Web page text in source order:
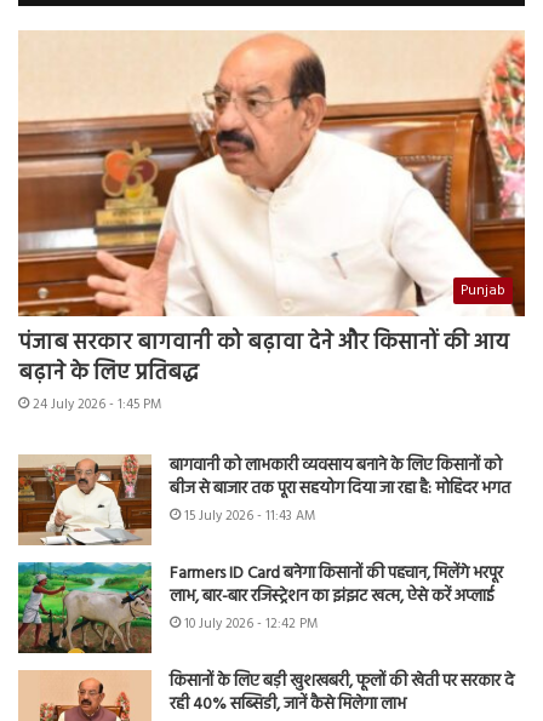
Punjab
पंजाब सरकार बागवानी को बढ़ावा देने और किसानों की आय
बढ़ाने के लिए प्रतिबद्ध
24 July 2026 - 1:45 PM
बागवानी को लाभकारी व्यवसाय बनाने के लिए किसानों को
बीज से बाजार तक पूरा सहयोग दिया जा रहा है: मोहिंदर भगत
15 July 2026 - 11:43 AM
Farmers ID Card बनेगा किसानों की पहचान, मिलेंगे भरपूर
लाभ, बार-बार रजिस्ट्रेशन का झंझट खत्म, ऐसे करें अप्लाई
10 July 2026 - 12:42 PM
किसानों के लिए बड़ी खुशखबरी, फूलों की खेती पर सरकार दे
रही 40% सब्सिडी, जानें कैसे मिलेगा लाभ